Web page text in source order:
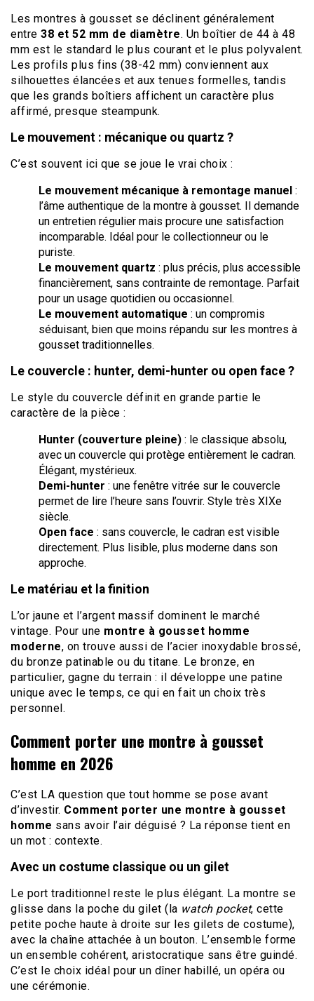
Les montres à gousset se déclinent généralement
entre 38 et 52 mm de diamètre. Un boîtier de 44 à 48
mm est le standard le plus courant et le plus polyvalent.
Les profils plus fins (38-42 mm) conviennent aux
silhouettes élancées et aux tenues formelles, tandis
que les grands boîtiers affichent un caractère plus
affirmé, presque steampunk.
Le mouvement : mécanique ou quartz ?
C’est souvent ici que se joue le vrai choix :
Le mouvement mécanique à remontage manuel :
l’âme authentique de la montre à gousset. Il demande
un entretien régulier mais procure une satisfaction
incomparable. Idéal pour le collectionneur ou le
puriste.
Le mouvement quartz : plus précis, plus accessible
financièrement, sans contrainte de remontage. Parfait
pour un usage quotidien ou occasionnel.
Le mouvement automatique : un compromis
séduisant, bien que moins répandu sur les montres à
gousset traditionnelles.
Le couvercle : hunter, demi-hunter ou open face ?
Le style du couvercle définit en grande partie le
caractère de la pièce :
Hunter (couverture pleine) : le classique absolu,
avec un couvercle qui protège entièrement le cadran.
Élégant, mystérieux.
Demi-hunter : une fenêtre vitrée sur le couvercle
permet de lire l’heure sans l’ouvrir. Style très XIXe
siècle.
Open face : sans couvercle, le cadran est visible
directement. Plus lisible, plus moderne dans son
approche.
Le matériau et la finition
L’or jaune et l’argent massif dominent le marché
vintage. Pour une montre à gousset homme
moderne, on trouve aussi de l’acier inoxydable brossé,
du bronze patinable ou du titane. Le bronze, en
particulier, gagne du terrain : il développe une patine
unique avec le temps, ce qui en fait un choix très
personnel.
Comment porter une montre à gousset
homme en 2026
C’est LA question que tout homme se pose avant
d’investir. Comment porter une montre à gousset
homme sans avoir l’air déguisé ? La réponse tient en
un mot : contexte.
Avec un costume classique ou un gilet
Le port traditionnel reste le plus élégant. La montre se
glisse dans la poche du gilet (la watch pocket, cette
petite poche haute à droite sur les gilets de costume),
avec la chaîne attachée à un bouton. L’ensemble forme
un ensemble cohérent, aristocratique sans être guindé.
C’est le choix idéal pour un dîner habillé, un opéra ou
une cérémonie.